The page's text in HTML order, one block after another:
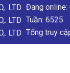
Đang online:
Tuần: 6525
Tổng truy